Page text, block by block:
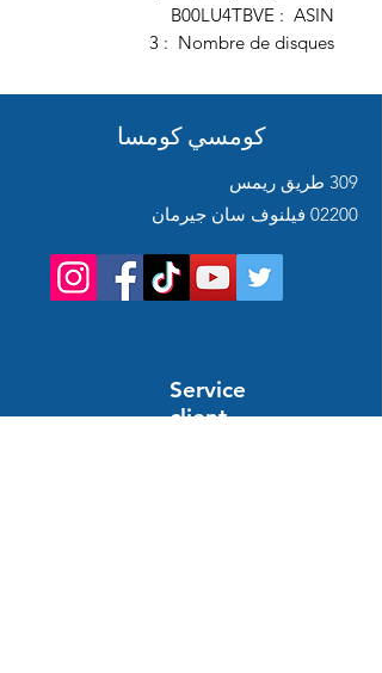
ASIN ‏ : ‎ B00LU4TBVE
Nombre de disques ‏ : ‎ 3
كومسي كومسا
309 طريق ريمس
02200 فيلنوف سان جيرمان
Service
client